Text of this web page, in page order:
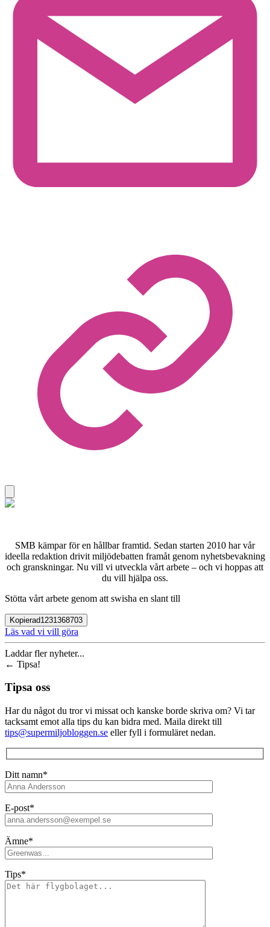
SMB kämpar för en hållbar framtid. Sedan starten 2010 har vår
ideella redaktion drivit miljödebatten framåt genom nyhetsbevakning
och granskningar. Nu vill vi utveckla vårt arbete – och vi hoppas att
du vill hjälpa oss.
Stötta vårt arbete genom att swisha en slant till
Kopierad1231368703
Läs vad vi vill göra
Laddar fler nyheter...
← Tipsa!
Tipsa oss
Har du något du tror vi missat och kanske borde skriva om? Vi tar
tacksamt emot alla tips du kan bidra med. Maila direkt till
tips@supermiljobloggen.se eller fyll i formuläret nedan.
Ditt namn*
E-post*
Ämne*
Tips*